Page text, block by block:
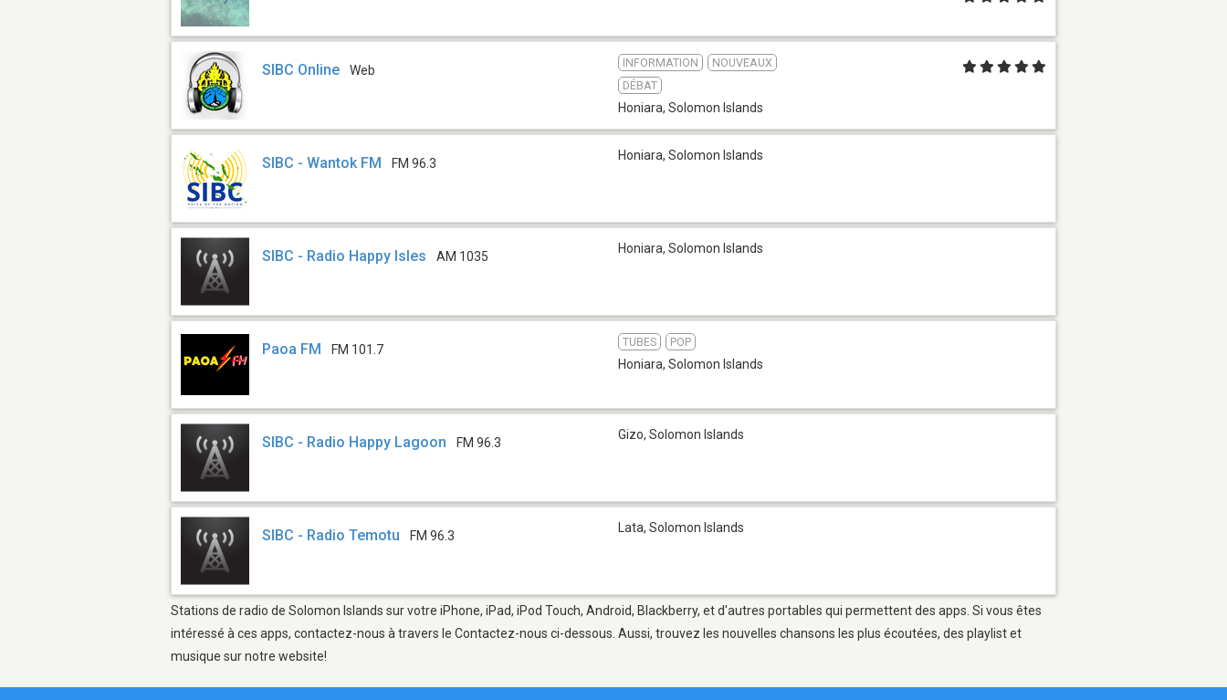
SIBC Online Web
INFORMATION
NOUVEAUX
DÉBAT
Honiara, Solomon Islands
SIBC - Wantok FM FM 96.3
Honiara, Solomon Islands
SIBC - Radio Happy Isles AM 1035
Honiara, Solomon Islands
Paoa FM FM 101.7
TUBES POP
Honiara, Solomon Islands
SIBC - Radio Happy Lagoon FM 96.3
Gizo, Solomon Islands
SIBC - Radio Temotu FM 96.3
Lata, Solomon Islands
Stations de radio de Solomon Islands sur votre iPhone, iPad, iPod Touch, Android, Blackberry, et d'autres portables qui permettent des apps. Si vous êtes
intéressé à ces apps, contactez-nous à travers le Contactez-nous ci-dessous. Aussi, trouvez les nouvelles chansons les plus écoutées, des playlist et
musique sur notre website!